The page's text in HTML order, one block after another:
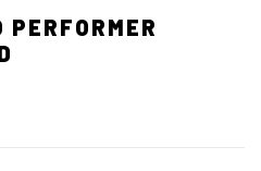
PERFORMER